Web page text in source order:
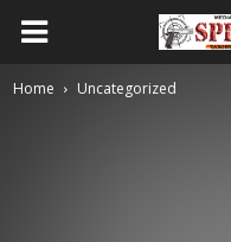
Home Uncategorized